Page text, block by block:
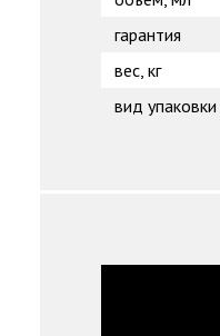
гарантия
вес, кг
вид упаковки